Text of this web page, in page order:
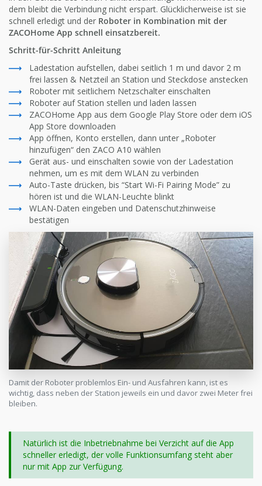
dem bleibt die Verbindung nicht erspart. Glücklicherweise ist sie
schnell erledigt und der Roboter in Kombination mit der
ZACOHome App schnell einsatzbereit.
Schritt-für-Schritt Anleitung
Ladestation aufstellen, dabei seitlich 1 m und davor 2 m
frei lassen & Netzteil an Station und Steckdose anstecken
Roboter mit seitlichem Netzschalter einschalten
Roboter auf Station stellen und laden lassen
ZACOHome App aus dem Google Play Store oder dem iOS
App Store downloaden
App öffnen, Konto erstellen, dann unter „Roboter
hinzufügen“ den ZACO A10 wählen
Gerät aus- und einschalten sowie von der Ladestation
nehmen, um es mit dem WLAN zu verbinden
Auto-Taste drücken, bis “Start Wi-Fi Pairing Mode” zu
hören ist und die WLAN-Leuchte blinkt
WLAN-Daten eingeben und Datenschutzhinweise
bestätigen
Damit der Roboter problemlos Ein- und Ausfahren kann, ist es
wichtig, dass neben der Station jeweils ein und davor zwei Meter frei
bleiben.
Natürlich ist die Inbetriebnahme bei Verzicht auf die App
schneller erledigt, der volle Funktionsumfang steht aber
nur mit App zur Verfügung.